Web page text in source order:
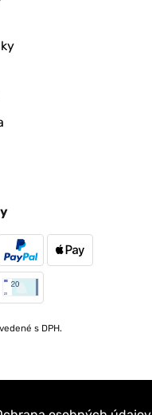
s DPH.